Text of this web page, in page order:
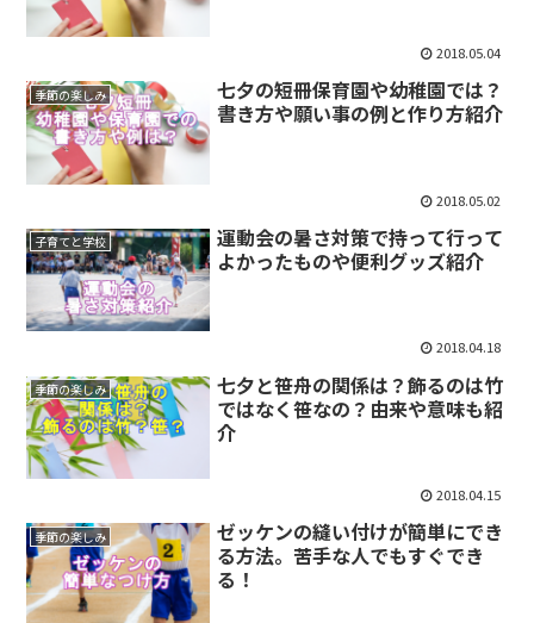
2018.05.04
季節の楽しみ
七夕の短冊保育園や幼稚園では？
書き方や願い事の例と作り方紹介
2018.05.02
子育てと学校
運動会の暑さ対策で持って行って
よかったものや便利グッズ紹介
2018.04.18
季節の楽しみ
七夕と笹舟の関係は？飾るのは竹
ではなく笹なの？由来や意味も紹
介
2018.04.15
季節の楽しみ
ゼッケンの縫い付けが簡単にでき
る方法。苦手な人でもすぐでき
る！